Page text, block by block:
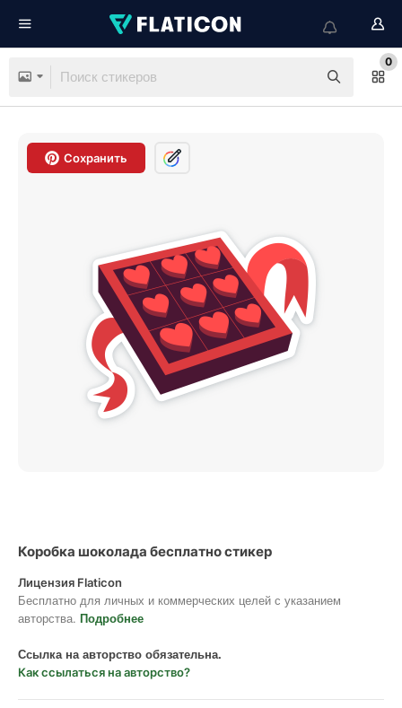
0
Сохранить
Коробка шоколада бесплатно стикер
Лицензия Flaticon
Бесплатно для личных и коммерческих целей с указанием
авторства. Подробнее
Ссылка на авторство обязательна.
Как ссылаться на авторство?